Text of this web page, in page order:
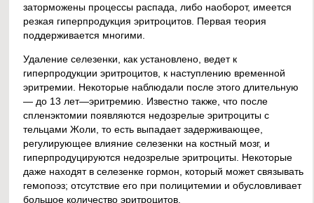
заторможены процессы распада, либо наоборот, имеется
резкая гиперпродукция эритроцитов. Первая теория
поддерживается многими.
Удаление селезенки, как установлено, ведет к
гиперпродукции эритроцитов, к наступлению временной
эритремии. Некоторые наблюдали после этого длительную
— до 13 лет—эритремию. Известно также, что после
спленэктомии появляются недозрелые эритроциты с
тельцами Жоли, то есть выпадает задерживающее,
регулирующее влияние селезенки на костный мозг, и
гиперпродуцируются недозрелые эритроциты. Некоторые
даже находят в селезенке гормон, который может связывать
гемопоэз; отсутствие его при полицитемии и обусловливает
большое количество эритроцитов.